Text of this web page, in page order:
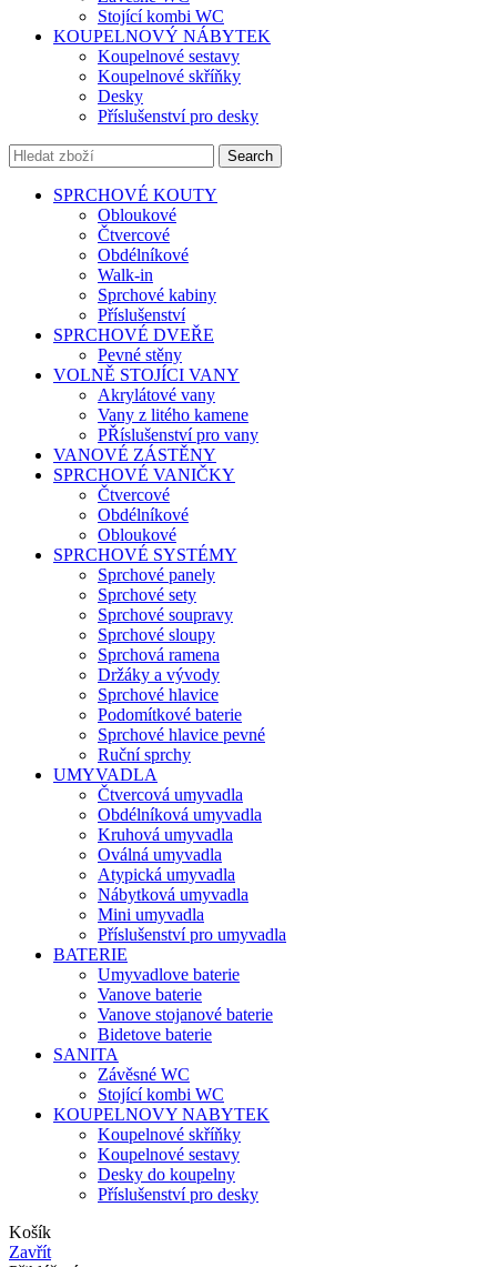
Stojící kombi WC
KOUPELNOVÝ NÁBYTEK
Koupelnové sestavy
Koupelnové skříňky
Desky
Příslušenství pro desky
Search
SPRCHOVÉ KOUTY
Obloukové
Čtvercové
Obdélníkové
Walk-in
Sprchové kabiny
Příslušenství
SPRCHOVÉ DVEŘE
Pevné stěny
VOLNĚ STOJÍCI VANY
Akrylátové vany
Vany z litého kamene
PŘíslušenství pro vany
VANOVÉ ZÁSTĚNY
SPRCHOVÉ VANIČKY
Čtvercové
Obdélníkové
Obloukové
SPRCHOVÉ SYSTÉMY
Sprchové panely
Sprchové sety
Sprchové soupravy
Sprchové sloupy
Sprchová ramena
Držáky a vývody
Sprchové hlavice
Podomítkové baterie
Sprchové hlavice pevné
Ruční sprchy
UMYVADLA
Čtvercová umyvadla
Obdélníková umyvadla
Kruhová umyvadla
Oválná umyvadla
Atypická umyvadla
Nábytková umyvadla
Mini umyvadla
Příslušenství pro umyvadla
BATERIE
Umyvadlove baterie
Vanove baterie
Vanove stojanové baterie
Bidetove baterie
SANITA
Závěsné WC
Stojící kombi WC
KOUPELNOVY NABYTEK
Koupelnové skříňky
Koupelnové sestavy
Desky do koupelny
Příslušenství pro desky
Košík
Zavřít